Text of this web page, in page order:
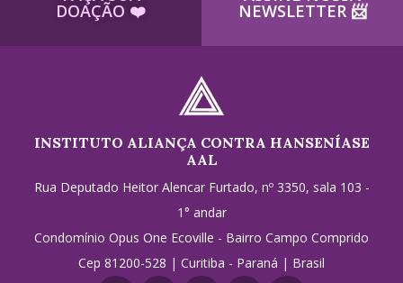
DOAÇÃO ​❤️ NEWSLETTER ​📨
INSTITUTO ALIANÇA CONTRA HANSENÍASE
AAL
Rua Deputado Heitor Alencar Furtado, nº 3350, sala 103 -
1° andar
Condomínio Opus One Ecoville - Bairro Campo Comprido
Cep 81200-528 | Curitiba - Paraná | Brasil